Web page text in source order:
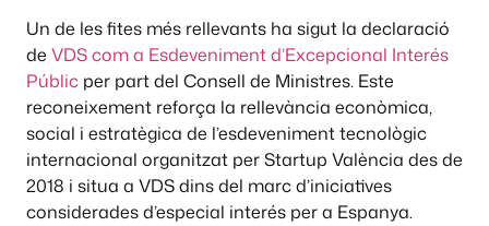
Un de les fites més rellevants ha sigut la declaració
de VDS com a Esdeveniment d’Excepcional Interés
Públic per part del Consell de Ministres. Este
reconeixement reforça la rellevància econòmica,
social i estratègica de l’esdeveniment tecnològic
internacional organitzat per Startup València des de
2018 i situa a VDS dins del marc d’iniciatives
considerades d’especial interés per a Espanya.